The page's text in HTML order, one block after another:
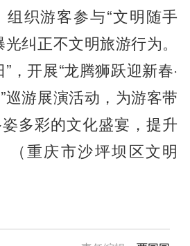
织游客参与“文明随手
纠正不文明旅游行为。
，开展“龙腾狮跃迎新春·
巡游展演活动，为游客带
多彩的文化盛宴，提升
（重庆市沙坪坝区文明